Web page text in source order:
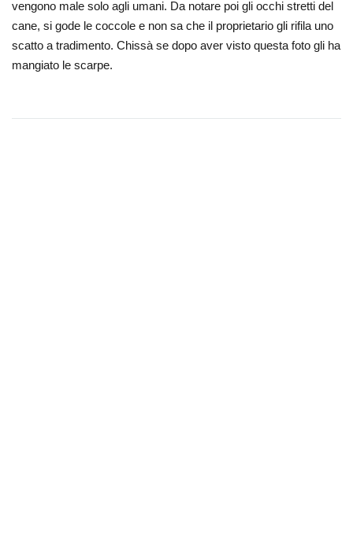
vengono male solo agli umani. Da notare poi gli occhi stretti del
cane, si gode le coccole e non sa che il proprietario gli rifila uno
scatto a tradimento. Chissà se dopo aver visto questa foto gli ha
mangiato le scarpe.